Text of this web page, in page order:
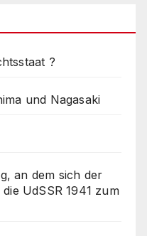
?
und Nagasaki
an dem sich der
UdSSR 1941 zum